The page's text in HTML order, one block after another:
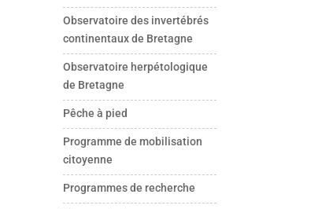
Observatoire des invertébrés
continentaux de Bretagne
Observatoire herpétologique
de Bretagne
Pêche à pied
Programme de mobilisation
citoyenne
Programmes de recherche